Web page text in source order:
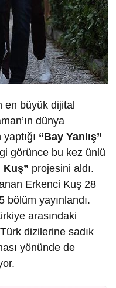
en büyük dijital
dünya
yaptığı “Bay Yanlış”
görünce bu kez ünlü
Kuş” projesini aldı.
Erkenci Kuş 28
bölüm yayınlandı.
arasındaki
dizilerine sadık
yönünde de